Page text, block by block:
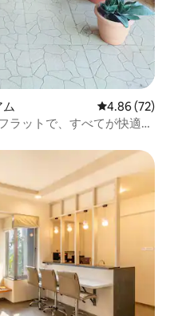
ム レビュー72
4.86 (72)
ラットで、すべてが快適で